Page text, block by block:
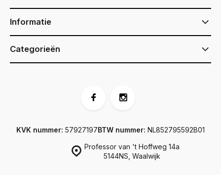
Informatie
Categorieën
Professor van 't Hoffweg 14a
5144NS, Waalwijk
KVK nummer: 57927197BTW nummer: NL852795592B01